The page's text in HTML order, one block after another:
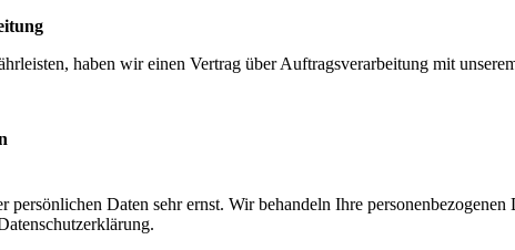
haben wir einen Vertrag über Auftragsverarbeitung mit
persönlichen Daten sehr ernst. Wir behandeln Ihre